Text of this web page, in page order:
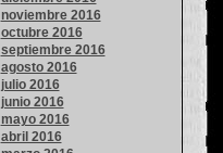
noviembre 2016
octubre 2016
septiembre 2016
agosto 2016
julio 2016
junio 2016
mayo 2016
abril 2016